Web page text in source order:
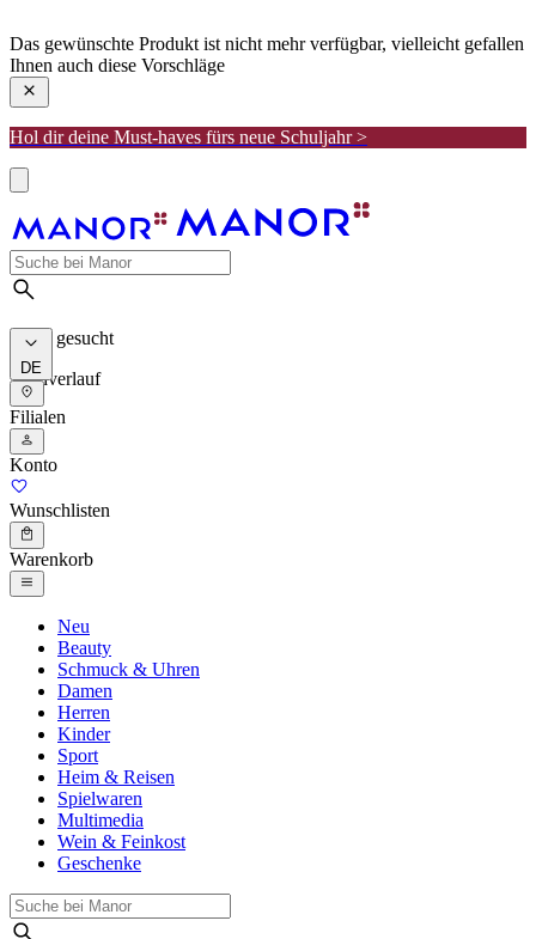
Das gewünschte Produkt ist nicht mehr verfügbar, vielleicht gefallen
Ihnen auch diese Vorschläge
Hol dir deine Must-haves fürs neue Schuljahr >
Meist gesucht
Suchverlauf
DE
Filialen
Konto
Wunschlisten
Warenkorb
Neu
Beauty
Schmuck & Uhren
Damen
Herren
Kinder
Sport
Heim & Reisen
Spielwaren
Multimedia
Wein & Feinkost
Geschenke